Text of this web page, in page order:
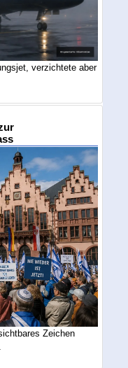
verzichtete aber
Zeichen